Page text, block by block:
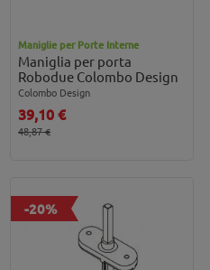
Maniglie per Porte Interne
Maniglia per porta
Robodue Colombo Design
Colombo Design
39,10 €
48,87 €
-20%